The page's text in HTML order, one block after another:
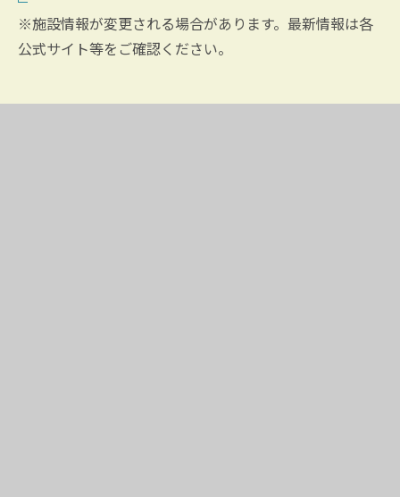
※施設情報が変更される場合があります。最新情報は各
公式サイト等をご確認ください。